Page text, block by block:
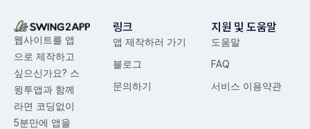
웹사이트를 앱
으로 제작하고
싶으신가요? 스
윙투앱과 함께
라면 코딩없이
5분만에 앱을
링크
앱 제작하러 가기
블로그
문의하기
지원 및 도움말
도움말
FAQ
서비스 이용약관